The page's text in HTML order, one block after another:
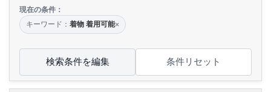
現在の条件：
キーワード： 着物 着用可能×
検索条件を編集 条件リセット